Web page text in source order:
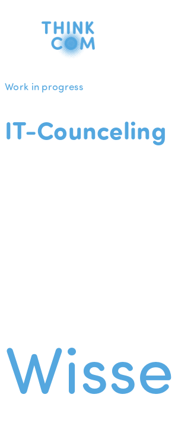
Work in progress
IT-Counceling